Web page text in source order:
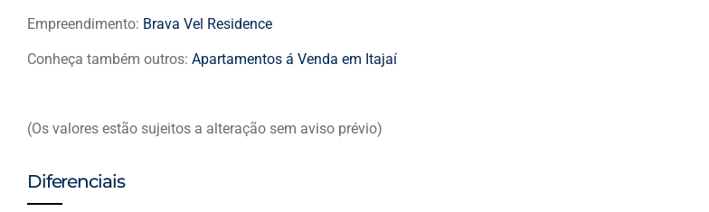
Empreendimento: Brava Vel Residence
Conheça também outros: Apartamentos á Venda em Itajaí
(Os valores estão sujeitos a alteração sem aviso prévio)
Diferenciais